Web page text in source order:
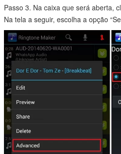
Passo 3. Na caixa que será aberta,
Na tela a seguir, escolha a opção